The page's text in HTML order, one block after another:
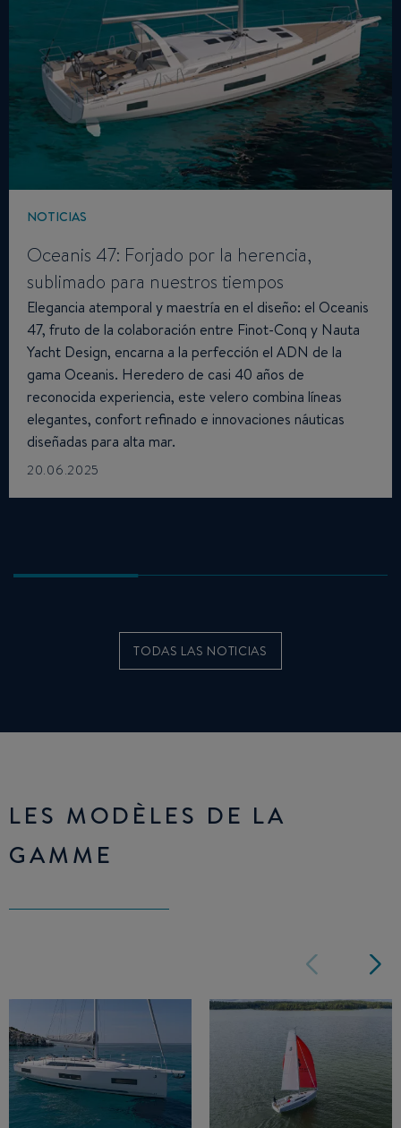
NOTICIAS
Oceanis 47: Forjado por la herencia,
sublimado para nuestros tiempos
Elegancia atemporal y maestría en el diseño: el Oceanis
47, fruto de la colaboración entre Finot-Conq y Nauta
Yacht Design, encarna a la perfección el ADN de la
gama Oceanis. Heredero de casi 40 años de
reconocida experiencia, este velero combina líneas
elegantes, confort refinado e innovaciones náuticas
diseñadas para alta mar.
20.06.2025
TODAS LAS NOTICIAS
LES MODÈLES DE LA
GAMME